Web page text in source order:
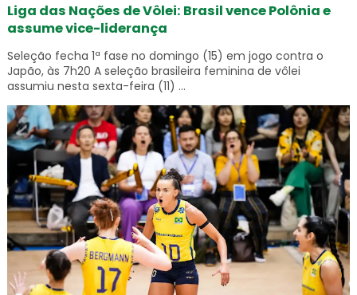
Liga das Nações de Vôlei: Brasil vence Polônia e
assume vice-liderança
Seleção fecha 1ª fase no domingo (15) em jogo contra o
Japão, às 7h20 A seleção brasileira feminina de vôlei
assumiu nesta sexta-feira (11) ...